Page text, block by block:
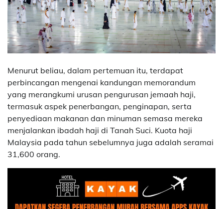
Menurut beliau, dalam pertemuan itu, terdapat
perbincangan mengenai kandungan memorandum
yang merangkumi urusan pengurusan jemaah haji,
termasuk aspek penerbangan, penginapan, serta
penyediaan makanan dan minuman semasa mereka
menjalankan ibadah haji di Tanah Suci. Kuota haji
Malaysia pada tahun sebelumnya juga adalah seramai
31,600 orang.